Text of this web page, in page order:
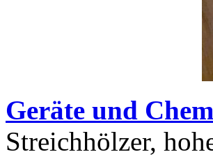
Geräte und
Streichhölzer,